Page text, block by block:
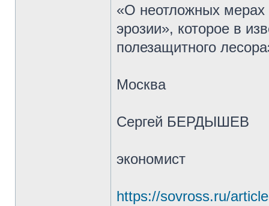
«О неотложных мерах
эрозии», которое в
полезащитного
Москва
Сергей БЕРДЫШЕВ
экономист
https://sovross.ru/